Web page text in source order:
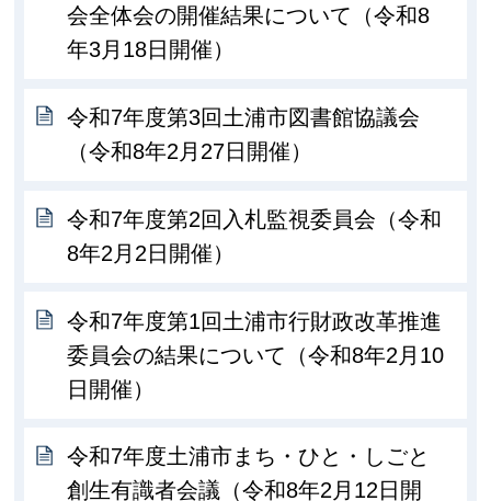
会全体会の開催結果について（令和8
年3月18日開催）
令和7年度第3回土浦市図書館協議会
（令和8年2月27日開催）
令和7年度第2回入札監視委員会（令和
8年2月2日開催）
令和7年度第1回土浦市行財政改革推進
委員会の結果について（令和8年2月10
日開催）
令和7年度土浦市まち・ひと・しごと
創生有識者会議（令和8年2月12日開